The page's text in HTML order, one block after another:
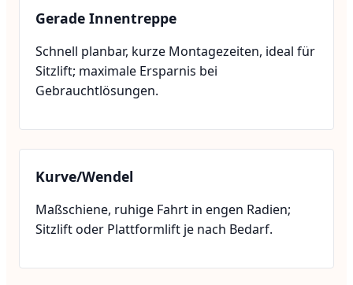
Gerade Innentreppe
Schnell planbar, kurze Montagezeiten, ideal für
Sitzlift; maximale Ersparnis bei
Gebrauchtlösungen.
Kurve/Wendel
Maßschiene, ruhige Fahrt in engen Radien;
Sitzlift oder Plattformlift je nach Bedarf.